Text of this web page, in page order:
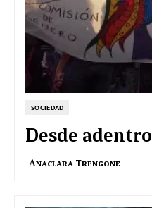
SOCIEDAD
Desde adentro
Anaclara Trengone